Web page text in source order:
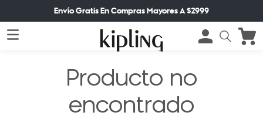
Envío Gratis En Compras Mayores A $2999
Producto no
encontrado